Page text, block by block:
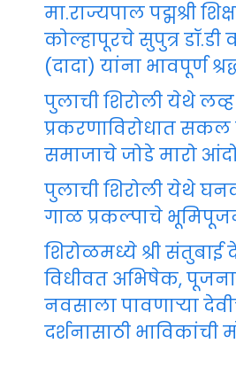
मा.राज्यपाल पद्मश्री
कोल्हापूरचे सुपुत्र डॉ.डी
(दादा) यांना भावपूर्ण
पुलाची शिरोली येथे
प्रकरणाविरोधात सकल
समाजाचे जोडे मारो
पुलाची शिरोली येथे
गाळ प्रकल्पाचे
शिरोळमध्ये श्री संतुबाई
विधीवत अभिषेक,
नवसाला पावणाऱ्या
दर्शनासाठी भाविकांची